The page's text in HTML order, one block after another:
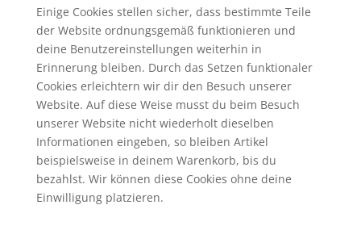
Einige Cookies stellen sicher, dass bestimmte Teile
der Website ordnungsgemäß funktionieren und
deine Benutzereinstellungen weiterhin in
Erinnerung bleiben. Durch das Setzen funktionaler
Cookies erleichtern wir dir den Besuch unserer
Website. Auf diese Weise musst du beim Besuch
unserer Website nicht wiederholt dieselben
Informationen eingeben, so bleiben Artikel
beispielsweise in deinem Warenkorb, bis du
bezahlst. Wir können diese Cookies ohne deine
Einwilligung platzieren.